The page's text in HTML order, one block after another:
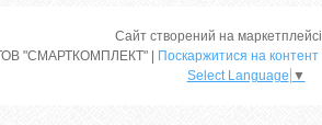
Сайт створений на маркетплейсі
ТОВ "СМАРТКОМПЛЕКТ" | Поскаржитися на контент
Select Language ▼